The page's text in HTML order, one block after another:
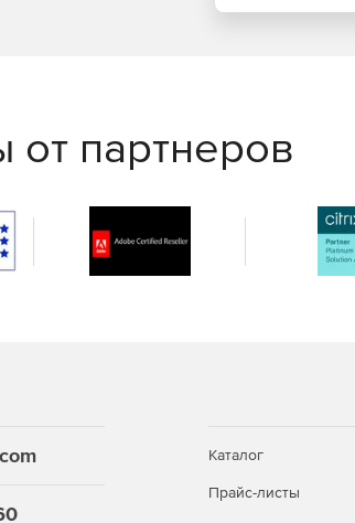
от партнеров
Каталог
Прайс-листы